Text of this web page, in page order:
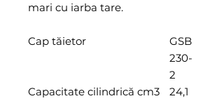
mari cu iarba tare.
Cap tăietor
GSB
230-
2
Capacitate cilindrică cm3
24,1